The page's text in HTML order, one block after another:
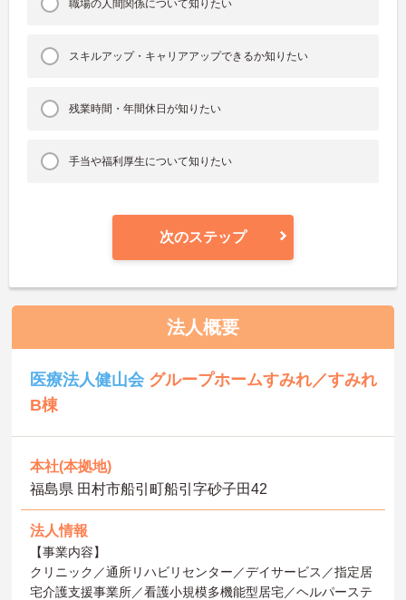
職場の人間関係について知りたい
スキルアップ・キャリアアップできるか知りたい
残業時間・年間休日が知りたい
手当や福利厚生について知りたい
次のステップ
法人概要
医療法人健山会 グループホームすみれ／すみれ
B棟
本社(本拠地)
福島県 田村市船引町船引字砂子田42
法人情報
【事業内容】
クリニック／通所リハビリセンター／デイサービス／指定居
宅介護支援事業所／看護小規模多機能型居宅／ヘルパーステ